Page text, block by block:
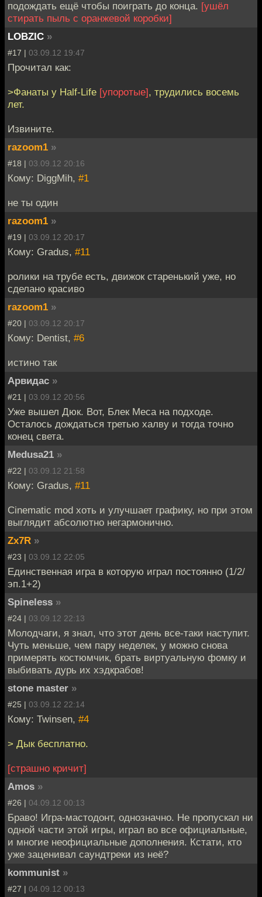
подождать ещё чтобы поиграть до конца. [ушёл
стирать пыль с оранжевой коробки]
LOBZIC »
#17 | 03.09.12 19:47
Прочитал как:
>Фанаты у Half-Life [упоротые], трудились восемь
лет.
Извините.
razoom1 »
#18 | 03.09.12 20:16
Кому: DiggMih, #1
не ты один
razoom1 »
#19 | 03.09.12 20:17
Кому: Gradus, #11
ролики на трубе есть, движок старенький уже, но
сделано красиво
razoom1 »
#20 | 03.09.12 20:17
Кому: Dentist, #6
истино так
Арвидас »
#21 | 03.09.12 20:56
Уже вышел Дюк. Вот, Блек Меса на подходе.
Осталось дождаться третью халву и тогда точно
конец света.
Medusa21 »
#22 | 03.09.12 21:58
Кому: Gradus, #11
Cinematic mod хоть и улучшает графику, но при этом
выглядит абсолютно негармонично.
Zx7R »
#23 | 03.09.12 22:05
Единственная игра в которую играл постоянно (1/2/
эп.1+2)
Spineless »
#24 | 03.09.12 22:13
Молодчаги, я знал, что этот день все-таки наступит.
Чуть меньше, чем пару неделек, у можно снова
примерять костюмчик, брать виртуальную фомку и
выбивать дурь их хэдкрабов!
stone master »
#25 | 03.09.12 22:14
Кому: Twinsen, #4
> Дык бесплатно.
[страшно кричит]
Amos »
#26 | 04.09.12 00:13
Браво! Игра-мастодонт, однозначно. Не пропускал ни
одной части этой игры, играл во все официальные,
и многие неофициальные дополнения. Кстати, кто
уже заценивал саундтреки из неё?
kommunist »
#27 | 04.09.12 00:13